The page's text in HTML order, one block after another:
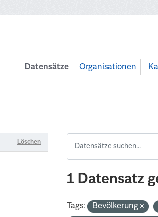
Datensätze Organisationen
Löschen
1 Datensatz
Tags: Bevölkerung